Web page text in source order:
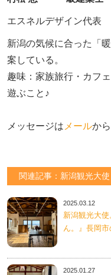
エスネルデザイン代表
新潟の気候に合った「
案している。
趣味：家族旅行・カフ
遊ぶこと♪
メッセージは メールか
関連記事：新潟観光大使
2025.03.12
新潟観光大
ん。』長岡
2025.01.27